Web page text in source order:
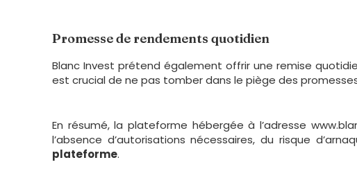
Promesse de rendements quotidien
Blanc Invest prétend également offrir une remise
est crucial de ne pas tomber dans le piège des
En résumé, la plateforme hébergée à l’adresse
l’absence d’autorisations nécessaires, du risque
plateforme.